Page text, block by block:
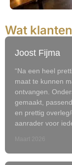
Wat
Joost Fijma
“Na een heel
maat te kunnen
ontvangen.
gemaakt,
en prettig
aanrader voor